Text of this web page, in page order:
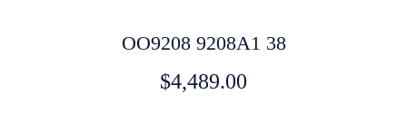
OO9208 9208A1 38
$4,489.00